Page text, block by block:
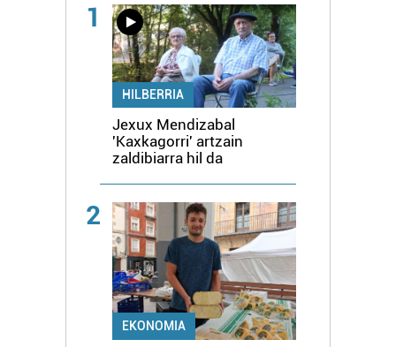
1
HILBERRIA
Jexux Mendizabal
'Kaxkagorri' artzain
zaldibiarra hil da
2
EKONOMIA